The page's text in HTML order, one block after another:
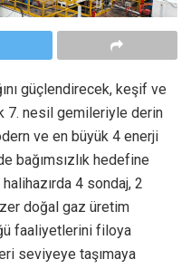
güçlendirecek, keşif ve
7. nesil gemileriyle derin
ve en büyük 4 enerji
bağımsızlık hedefine
4 sondaj, 2
doğal gaz üretim
faaliyetlerini filoya
seviyeye taşımaya